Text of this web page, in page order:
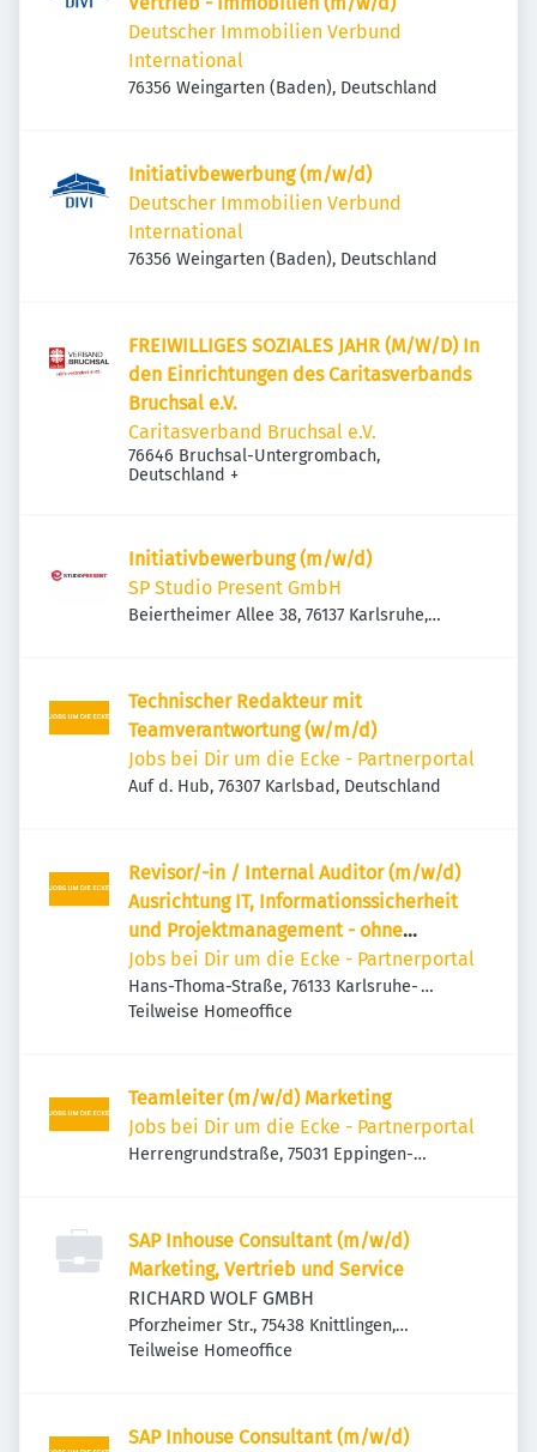
Deutscher Immobilien Verbund
International
76356 Weingarten (Baden), Deutschland
Initiativbewerbung (m/w/d)
Deutscher Immobilien Verbund
International
76356 Weingarten (Baden), Deutschland
FREIWILLIGES SOZIALES JAHR (M/W/D) In
den Einrichtungen des Caritasverbands
Bruchsal e.V.
Caritasverband Bruchsal e.V.
76646 Bruchsal-Untergrombach,
Deutschland +
Initiativbewerbung (m/w/d)
SP Studio Present GmbH
Beiertheimer Allee 38, 76137 Karlsruhe,
Technischer Redakteur mit
Teamverantwortung (w/m/d)
Jobs bei Dir um die Ecke - Partnerportal
Auf d. Hub, 76307 Karlsbad, Deutschland
Revisor/-in / Internal Auditor (m/w/d)
Ausrichtung IT, Informationssicherheit
und Projektmanagement - ohne
Reisetätigkeit -
Jobs bei Dir um die Ecke - Partnerportal
Hans-Thoma-Straße, 76133 Karlsruhe-
Innenstadt-West, Deutschland
Teilweise Homeoffice
Teamleiter (m/w/d) Marketing
Jobs bei Dir um die Ecke - Partnerportal
Herrengrundstraße, 75031 Eppingen-
SAP Inhouse Consultant (m/w/d)
Marketing, Vertrieb und Service
RICHARD WOLF GMBH
Pforzheimer Str., 75438 Knittlingen,
Deutschland
Teilweise Homeoffice
SAP Inhouse Consultant (m/w/d)